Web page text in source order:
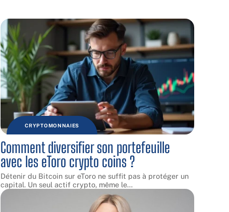
CRYPTOMONNAIES
Comment diversifier son portefeuille
avec les eToro crypto coins ?
Détenir du Bitcoin sur eToro ne suffit pas à protéger un
capital. Un seul actif crypto, même le…